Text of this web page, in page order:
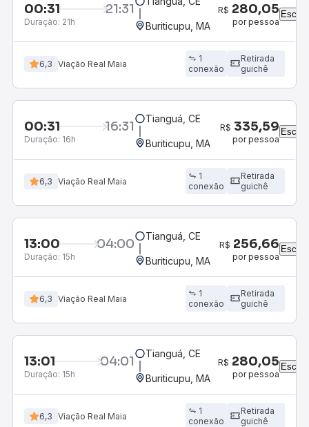
00:31 21:31
Duração:21h Buriticupu, MA
6,3 Viação Real Maia
1
conexão
Retirada
guichê
00:31 16:31
Duração:16h Buriticupu, MA
6,3 Viação Real Maia
1
conexão
Retirada
guichê
13:00 04:00
Duração:15h Buriticupu, MA
6,3 Viação Real Maia
1
conexão
Retirada
guichê
13:01 04:01
Duração:15h Buriticupu, MA
6,3 Viação Real Maia
1
conexão
Retirada
guichê